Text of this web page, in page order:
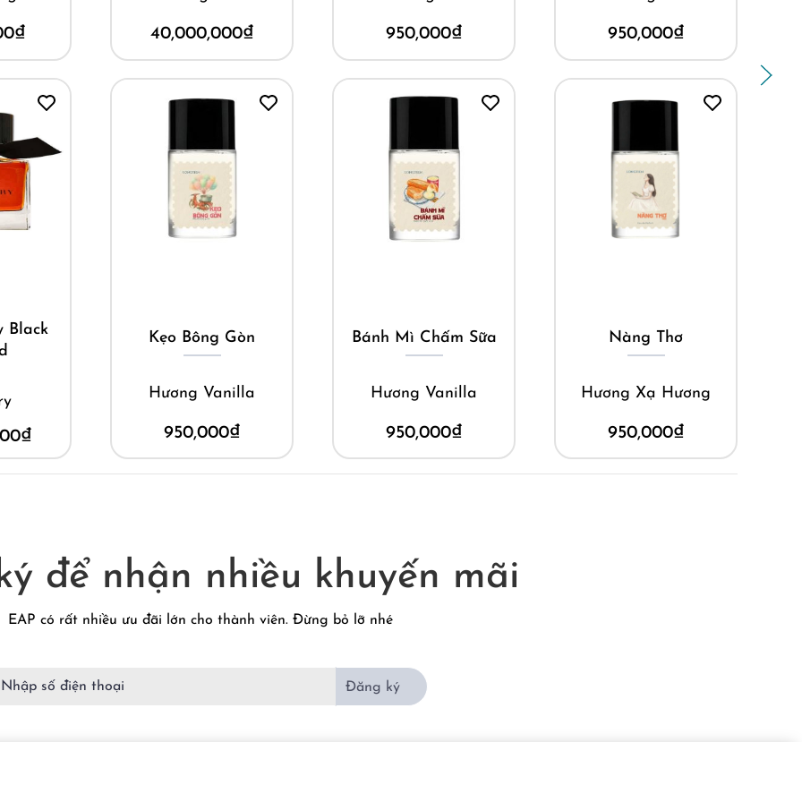
₫
Black
₫
40,000,000₫
Kẹo Bông Gòn
Hương Vanilla
950,000₫
950,000₫
Bánh Mì Chấm Sữa
Hương Vanilla
950,000₫
950,000₫
Nàng Thơ
Hương Xạ Hương
950,000₫
để nhận nhiều khuyến mãi
EAP có rất nhiều ưu đãi lớn cho thành viên. Đừng bỏ lỡ nhé
Đăng ký